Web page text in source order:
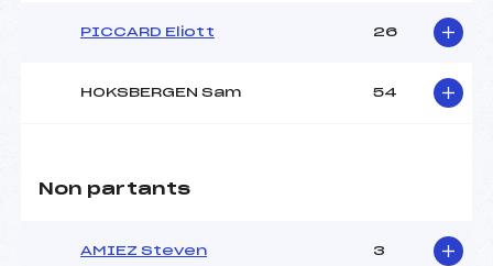
PICCARD Eliott 26
HOKSBERGEN Sam 54
Non partants
AMIEZ Steven 3